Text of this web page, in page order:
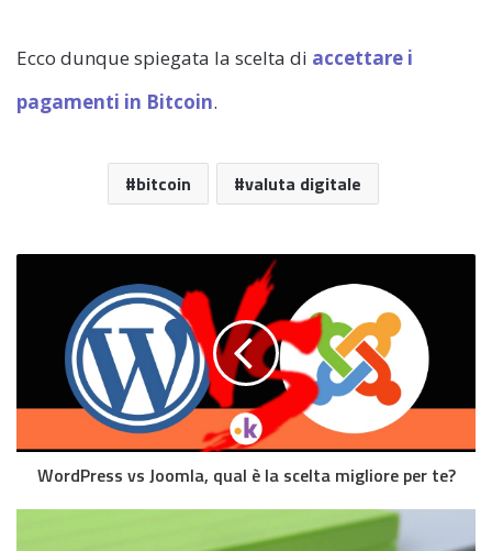
Ecco dunque spiegata la scelta di accettare i
pagamenti in Bitcoin.
bitcoin valuta digitale
WordPress vs Joomla, qual è la scelta migliore per te?